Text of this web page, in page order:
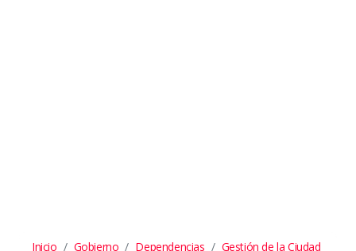
Inicio Gobierno Dependencias
Gestión de la Ciudad